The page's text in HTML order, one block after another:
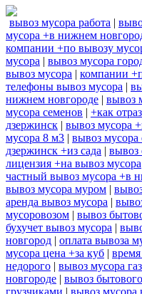
вывоз мусора работа |
мусора +в нижнем
компании +по вывозу
мусора | вывоз мусора
вывоз мусора | компании
телефоны вывоз мусора |
нижнем новгороде | вывоз
мусора семенов | +как
дзержинск | вывоз мусора
мусора 8 м3 | вывоз мусора
дзержинск +из сада | вывоз
лицензия +на вывоз мусора
частный вывоз мусора +в
вывоз мусора муром |
аренда вывоз мусора |
мусоровозом | вывоз
бухучет вывоз мусора |
новгород | оплата вывоза
мусора цена +за куб |
недорого | вывоз мусора
новгороде | вывоз